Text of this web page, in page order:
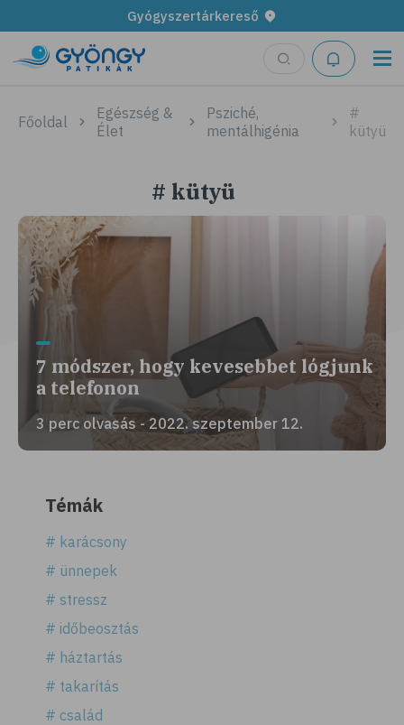
Gyógyszertárkereső
Főoldal
Egészség &
Élet
Psziché,
mentálhigénia
#
kütyü
# kütyü
7 módszer, hogy kevesebbet lógjunk
a telefonon
3 perc olvasás - 2022. szeptember 12.
Témák
# karácsony
# ünnepek
# stressz
# időbeosztás
# háztartás
# takarítás
# család